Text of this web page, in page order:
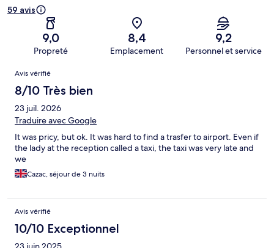
59 avis
9,0
Propreté
8,4
Emplacement
9,2
Personnel et service
Avis
Avis vérifié
8/10 Très bien
23 juil. 2026
Traduire avec Google
It was pricy, but ok. It was hard to find a trasfer to airport. Even if
the lady at the reception called a taxi, the taxi was very late and
we
Cazac, séjour de 3 nuits
Avis vérifié
10/10 Exceptionnel